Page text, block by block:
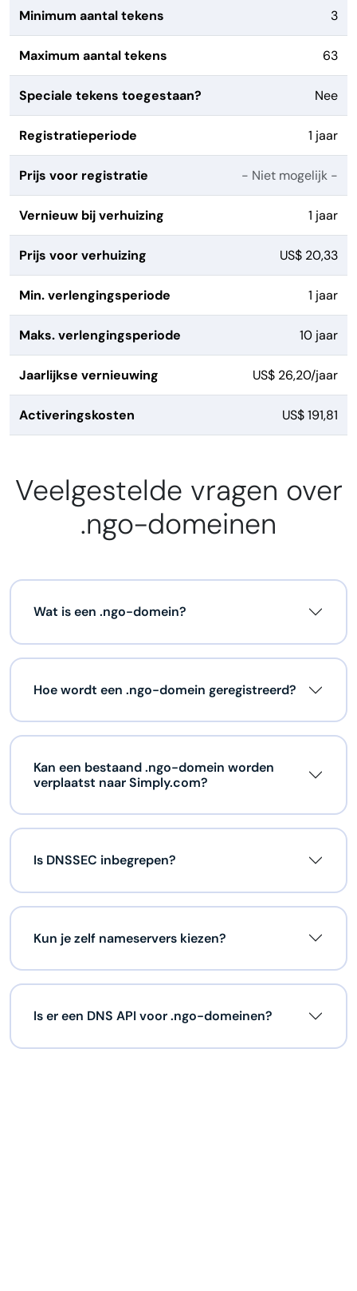
Minimum aantal tekens 3
Maximum aantal tekens 63
Speciale tekens toegestaan? Nee
Registratieperiode 1 jaar
Prijs voor registratie - Niet mogelijk -
Vernieuw bij verhuizing 1 jaar
Prijs voor verhuizing US$ 20,33
Min. verlengingsperiode 1 jaar
Maks. verlengingsperiode 10 jaar
Jaarlijkse vernieuwing US$ 26,20/jaar
Activeringskosten US$ 191,81
Veelgestelde vragen over
.ngo-domeinen
Wat is een .ngo-domein?
Hoe wordt een .ngo-domein geregistreerd?
Kan een bestaand .ngo-domein worden
verplaatst naar Simply.com?
Is DNSSEC inbegrepen?
Kun je zelf nameservers kiezen?
Is er een DNS API voor .ngo-domeinen?